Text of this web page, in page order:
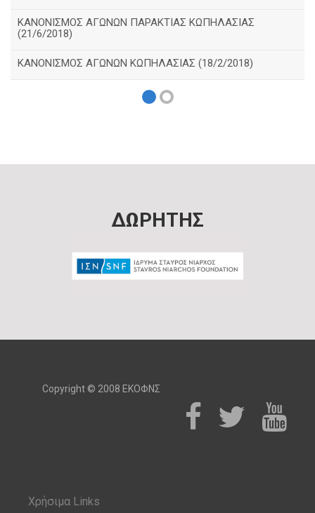
ΚΑΝΟΝΙΣΜΟΣ ΑΓΩΝΩΝ ΠΑΡΑΚΤΙΑΣ ΚΩΠΗΛΑΣΙΑΣ
(21/6/2018)
ΚΑΝΟΝΙΣΜΟΣ ΑΓΩΝΩΝ ΚΩΠΗΛΑΣΙΑΣ (18/2/2018)
ΔΩΡΗΤΗΣ
Copyright © 2008 ΕΚΟΦΝΣ
Χρήσιμα Links